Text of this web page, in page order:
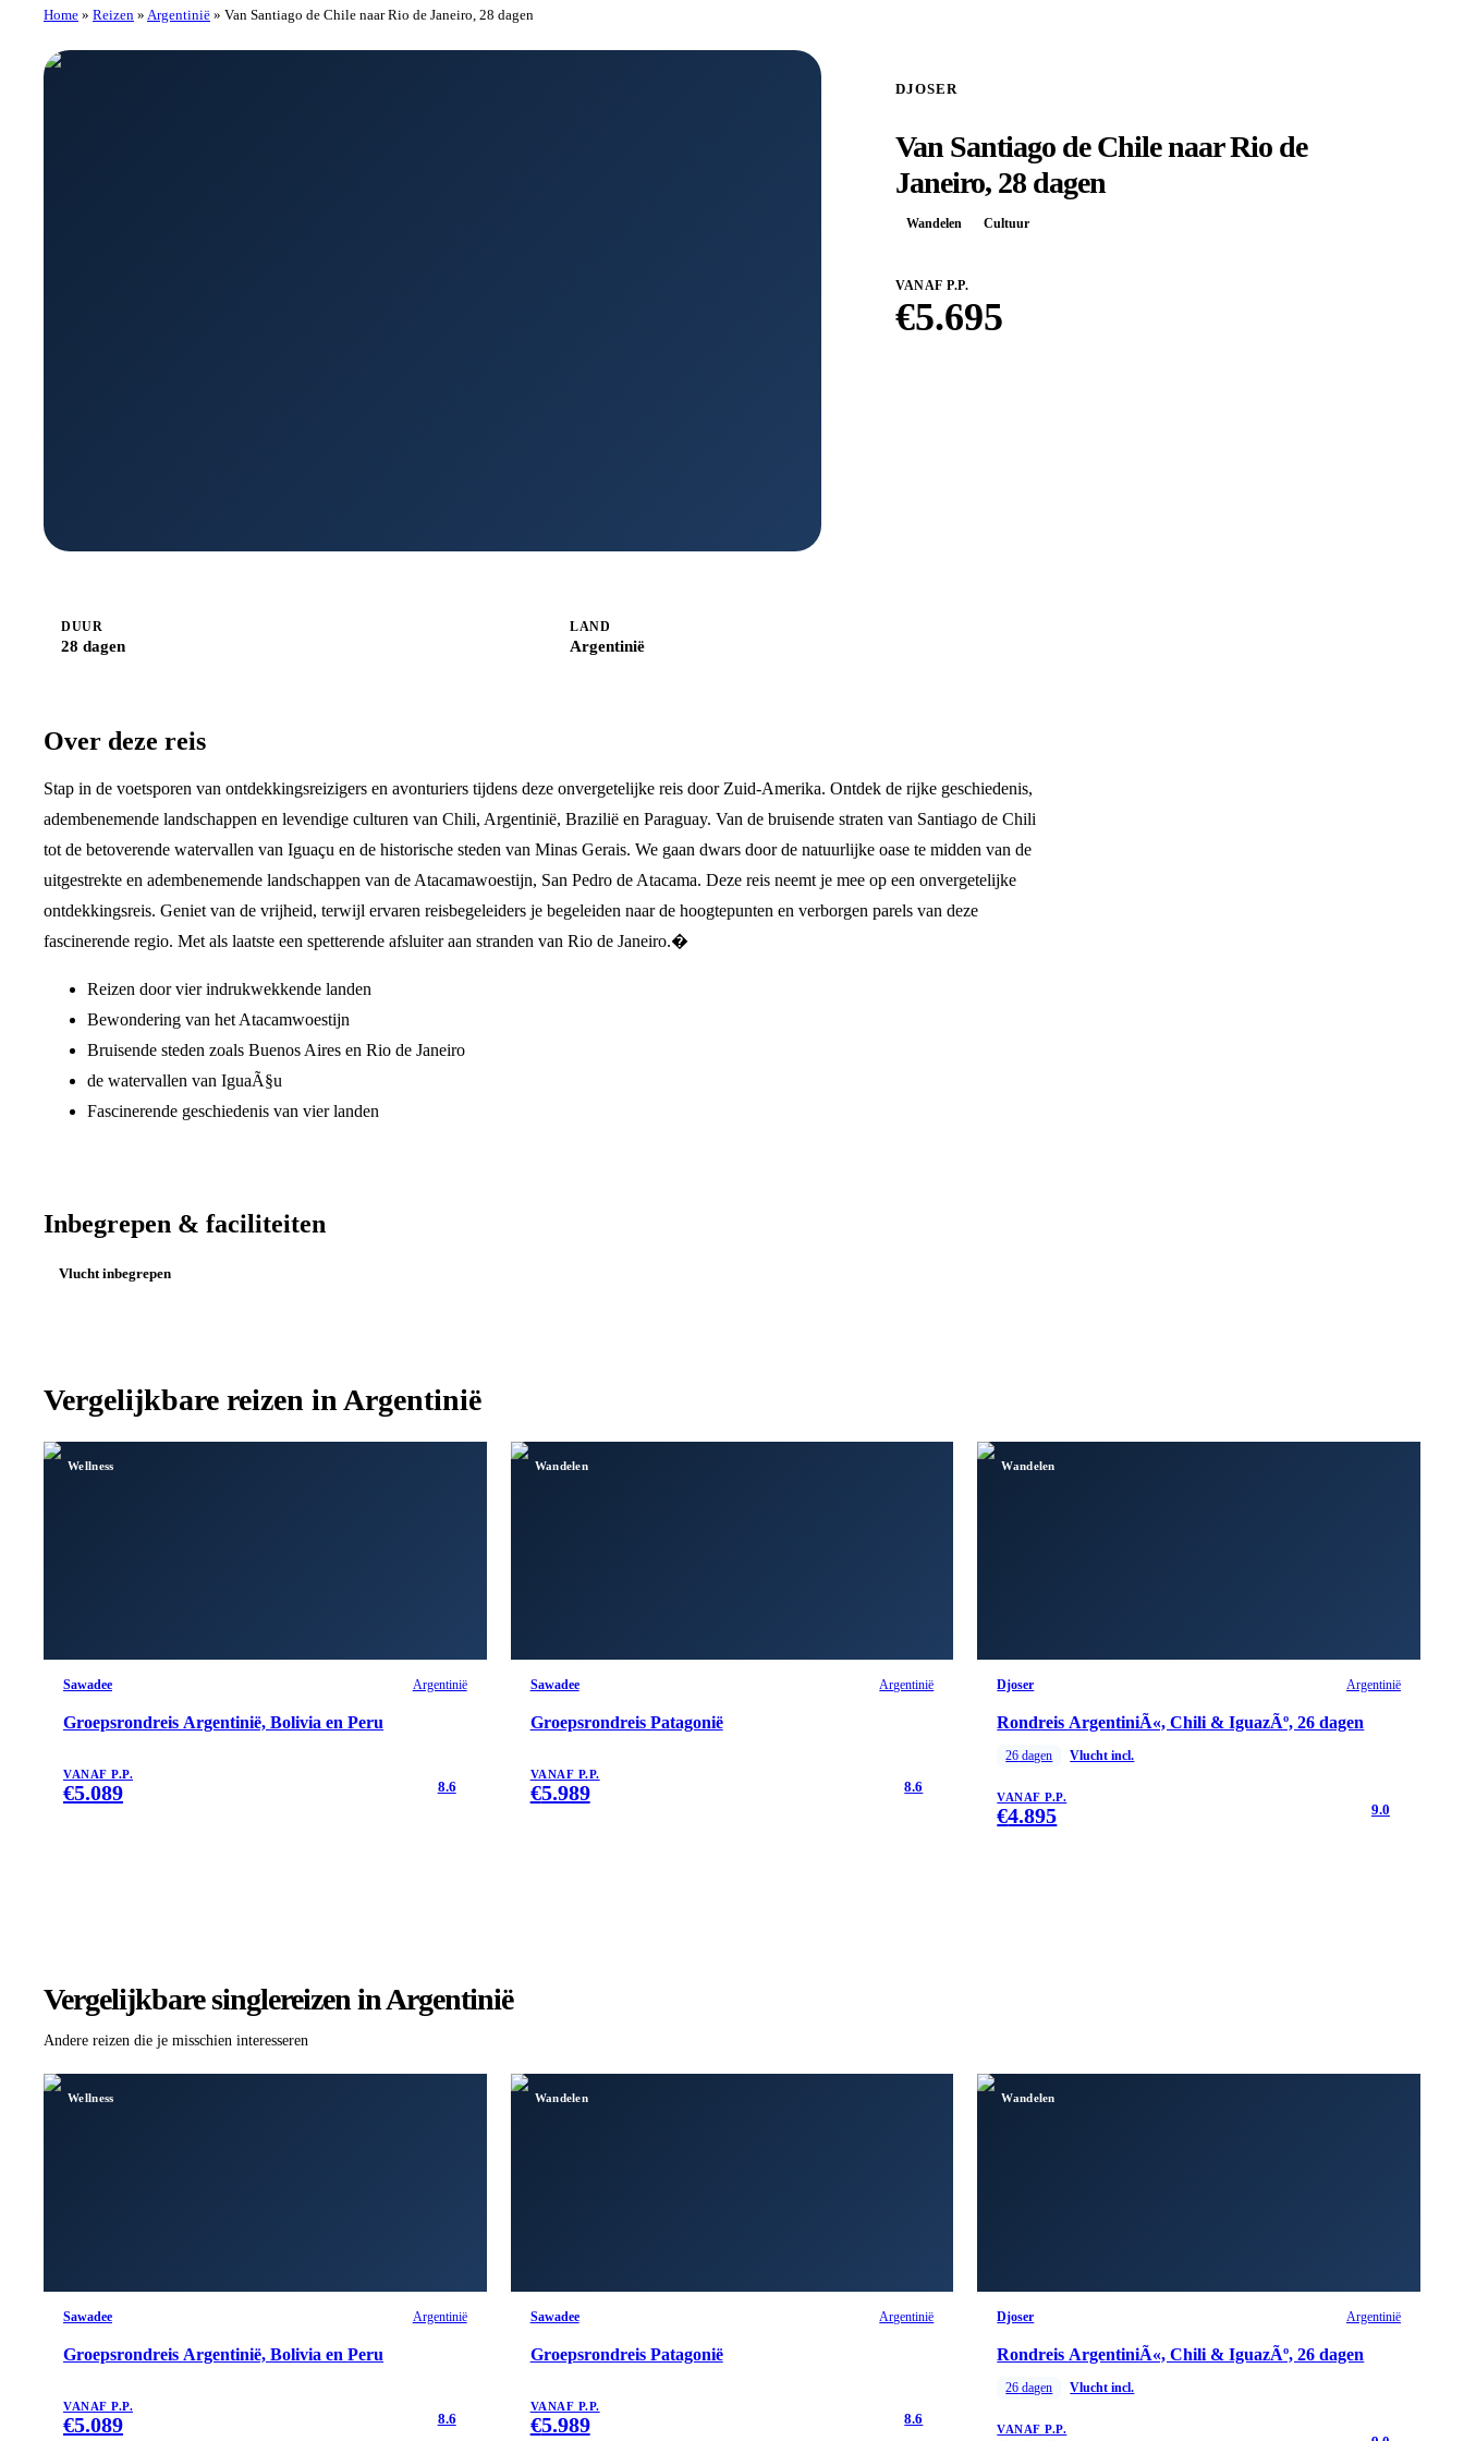
Home » Reizen » Argentinië » Van Santiago de Chile naar Rio de Janeiro, 28 dagen
DJOSER
Van Santiago de Chile naar Rio de
Janeiro, 28 dagen
Wandelen Cultuur
VANAF P.P.
€5.695
DUUR
28 dagen
LAND
Argentinië
Over deze reis
Stap in de voetsporen van ontdekkingsreizigers en avonturiers tijdens deze onvergetelijke reis door Zuid-Amerika. Ontdek de rijke geschiedenis,
adembenemende landschappen en levendige culturen van Chili, Argentinië, Brazilië en Paraguay. Van de bruisende straten van Santiago de Chili
tot de betoverende watervallen van Iguaçu en de historische steden van Minas Gerais. We gaan dwars door de natuurlijke oase te midden van de
uitgestrekte en adembenemende landschappen van de Atacamawoestijn, San Pedro de Atacama. Deze reis neemt je mee op een onvergetelijke
ontdekkingsreis. Geniet van de vrijheid, terwijl ervaren reisbegeleiders je begeleiden naar de hoogtepunten en verborgen parels van deze
fascinerende regio. Met als laatste een spetterende afsluiter aan stranden van Rio de Janeiro.�
Reizen door vier indrukwekkende landen
Bewondering van het Atacamwoestijn
Bruisende steden zoals Buenos Aires en Rio de Janeiro
de watervallen van IguaÃ§u
Fascinerende geschiedenis van vier landen
Inbegrepen & faciliteiten
Vlucht inbegrepen
Vergelijkbare reizen in Argentinië
Wellness
Sawadee Argentinië
Groepsrondreis Argentinië, Bolivia en Peru
VANAF P.P.
€5.089 8.6
Wandelen
Sawadee Argentinië
Groepsrondreis Patagonië
VANAF P.P.
€5.989 8.6
Wandelen
Djoser Argentinië
Rondreis ArgentiniÃ«, Chili & IguazÃº, 26 dagen
26 dagen Vlucht incl.
VANAF P.P.
€4.895 9.0
Vergelijkbare singlereizen in Argentinië
Andere reizen die je misschien interesseren
Wellness
Sawadee Argentinië
Groepsrondreis Argentinië, Bolivia en Peru
VANAF P.P.
€5.089 8.6
Wandelen
Sawadee Argentinië
Groepsrondreis Patagonië
VANAF P.P.
€5.989 8.6
Wandelen
Djoser Argentinië
Rondreis ArgentiniÃ«, Chili & IguazÃº, 26 dagen
26 dagen Vlucht incl.
VANAF P.P.